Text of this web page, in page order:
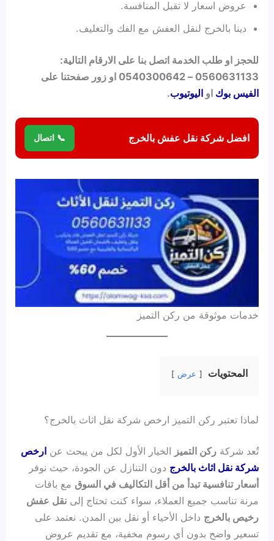
عروض اسعار لا تقبل المنافسة.
دينا بالخرج لنقل العفش مع الفك والتغليف.
للحجز او طلب الخدمة اتصل بنا على الارقام التالية:
0560631133 – 0540300642 او زور صفحتنا على
الفيس بوك اواليوتيوب.
افضل شركة نقل عفش بالخرج 📞 اتصال
خدمات موثوقة من ركن التميز
المحتويات عرض
لماذا تعتبر ركن التميز ارخص شركة نقل اثاث بالخرج؟
تُعد شركةركن التميز الخيار الأول لكل من يبحث عنارخص
شركة نقل اثاث بالخرج دون التنازل عن الجودة، حيث نوفر
أسعار تنافسية تبدأ من أقل التكاليف في السوق مع باقات
مرنة تناسب جميع العملاء، سواء كنت تحتاج إلىنقل عفش
رخيص بالخرج داخل الأحياء أو نقل بين المدن. نعتمد على
تسعير واضح بدون أي رسوم مخفية، مع تقديم عروض